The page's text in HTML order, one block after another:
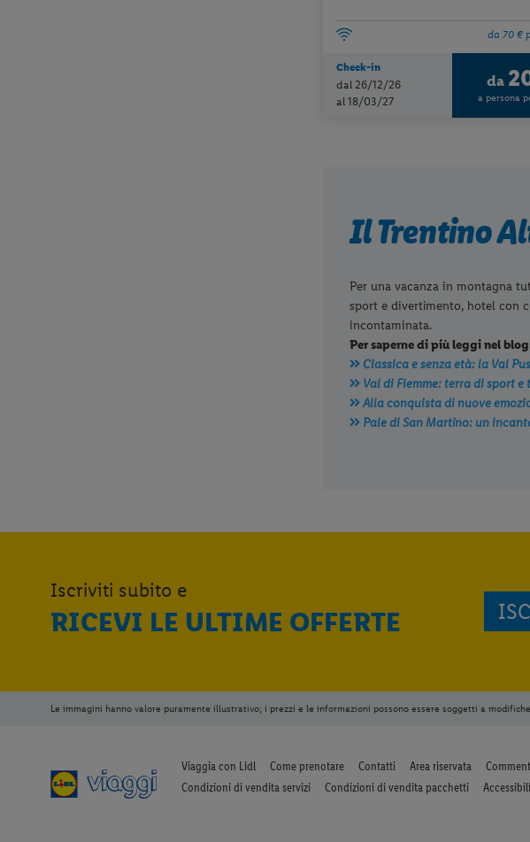
da 70 €
Check-in
dal 26/12/26
al 18/03/27
da
a persona
Il Trentino
Per una vacanza in montagna
sport e divertimento, hotel con
incontaminata.
Per saperne di più leggi nel
Classica e senza età: la Val
Val di Fiemme: terra di sport
Alla conquista di nuove
Pale di San Martino: un
Iscriviti subito e
RICEVI LE ULTIME OFFERTE
Le immagini hanno valore puramente illustrativo; i prezzi e le informazioni possono essere soggetti a modifiche.
Viaggia con Lidl Come prenotare Contatti Area riservata
Condizioni di vendita servizi
Condizioni di vendita pacchetti